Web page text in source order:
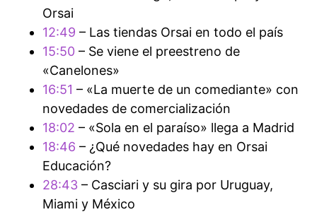
Orsai
12:49 – Las tiendas Orsai en todo el país
15:50 – Se viene el preestreno de
«Canelones»
16:51 – «La muerte de un comediante» con
novedades de comercialización
18:02 – «Sola en el paraíso» llega a Madrid
18:46 – ¿Qué novedades hay en Orsai
Educación?
28:43 – Casciari y su gira por Uruguay,
Miami y México